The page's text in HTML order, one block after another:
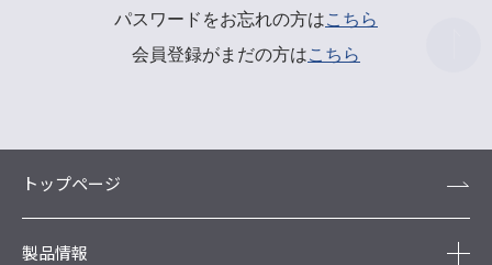
パスワードをお忘れの方はこちら
会員登録がまだの方はこちら
トップページ
製品情報